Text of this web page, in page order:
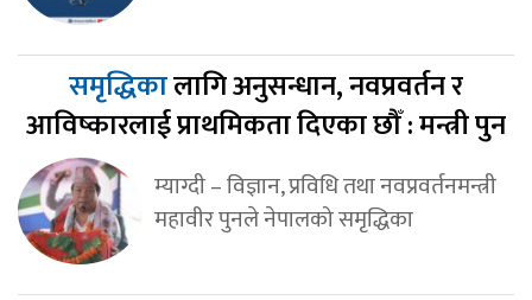
समृद्धिकालागि अनुसन्धान, नवप्रवर्तन र
आविष्कारलाई प्राथमिकता दिएका छौँ : मन्त्री पुन
म्याग्दी – विज्ञान, प्रविधि तथा नवप्रवर्तनमन्त्री
महावीर पुनले नेपालको समृद्धिका